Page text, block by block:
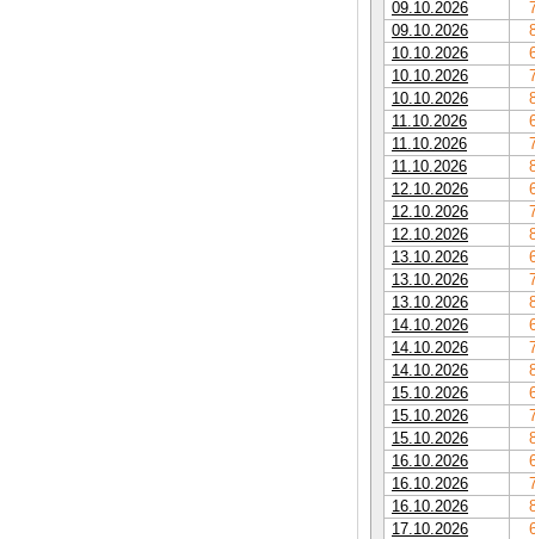
09.10.2026
09.10.2026
10.10.2026
10.10.2026
10.10.2026
11.10.2026
11.10.2026
11.10.2026
12.10.2026
12.10.2026
12.10.2026
13.10.2026
13.10.2026
13.10.2026
14.10.2026
14.10.2026
14.10.2026
15.10.2026
15.10.2026
15.10.2026
16.10.2026
16.10.2026
16.10.2026
17.10.2026